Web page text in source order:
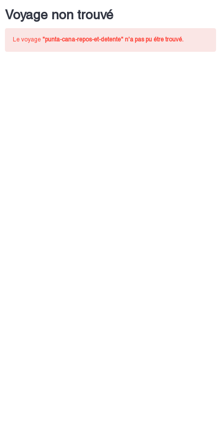
Voyage non trouvé
Le voyage "punta-cana-repos-et-detente" n'a pas pu étre trouvé.